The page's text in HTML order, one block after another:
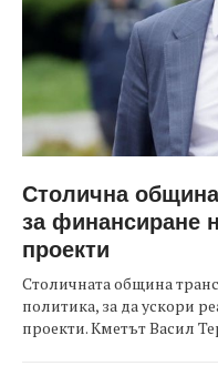
Столична
за финансиране
проекти
Столичната община
политика, за да ускори
проекти. Кметът Васил